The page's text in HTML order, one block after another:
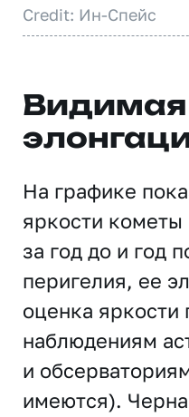
Credit: Ин-Спейс
Видимая
На графике
яркости кометы
за год до и год
перигелия, ее
оценка яркости
наблюдениям
и
имеются).